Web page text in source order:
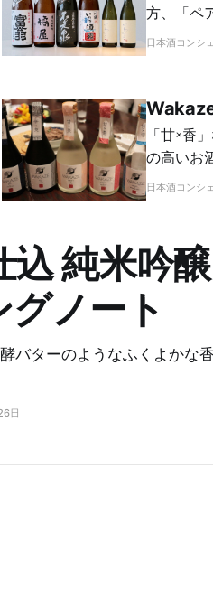
方、「ペ
日本酒コンシ
「甘×香
の高いお
からも味
日本酒コンシ
込 純米吟
ノート
バターのようなふくよかな
日